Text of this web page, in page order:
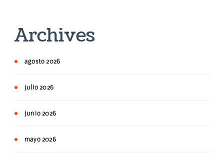
Archives
agosto 2026
julio 2026
junio 2026
mayo 2026